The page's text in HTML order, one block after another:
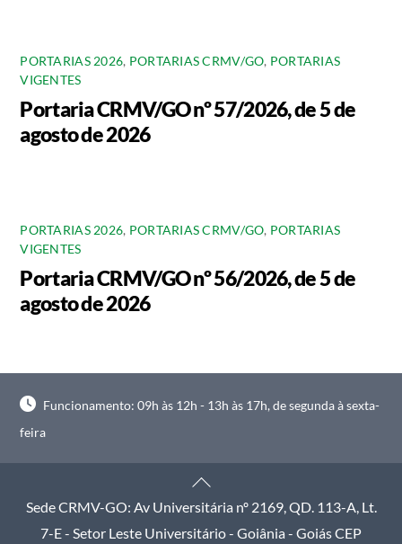
PORTARIAS 2026, PORTARIAS CRMV/GO, PORTARIAS
VIGENTES
Portaria CRMV/GO nº 57/2026, de 5 de
agosto de 2026
PORTARIAS 2026, PORTARIAS CRMV/GO, PORTARIAS
VIGENTES
Portaria CRMV/GO nº 56/2026, de 5 de
agosto de 2026
Funcionamento: 09h às 12h - 13h às 17h, de segunda à sexta-
feira
Back
To
Top
Sede CRMV-GO: Av Universitária nº 2169, QD. 113-A, Lt.
7-E - Setor Leste Universitário - Goiânia - Goiás CEP